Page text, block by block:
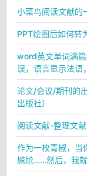
小菜鸟阅读文献的
PPT绘图后如何转
word英文单词满
误，语言显示法语
论文/会议/期刊的
出版社）
阅读文献-整理文
作为一枚青椒，当
尴尬……然后，我